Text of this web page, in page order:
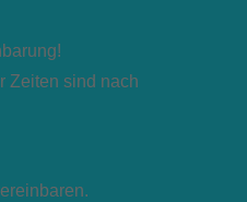
Zeiten sind nach